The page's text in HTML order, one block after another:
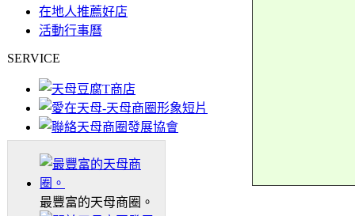
在地人推薦好店
活動行事曆
SERVICE
最豐富的天母商圈。